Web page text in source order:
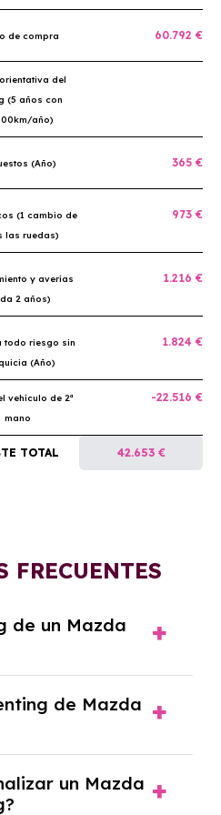
de compra 60.792 €
del
(5 años con
año)
(Año) 365 €
(1 cambio de
las ruedas)
973 €
y averías
2 años)
1.216 €
todo riesgo sin
(Año)
1.824 €
vehículo de 2ª
mano
-22.516 €
TOTAL 42.653 €
FRECUENTES
de un Mazda
en el que pagas una
el uso del coche
y 5 años.
de Mazda
mantenimiento,
asistencia en
un Mazda